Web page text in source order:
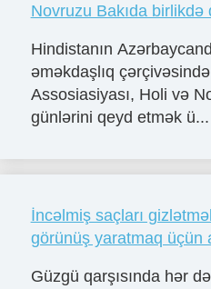
Novruzu Bakıda birlikdə
Hindistanın
əməkdaşlıq
Assosiasiyası, Holi və
günlərini qeyd etmək ü...
İncəlmiş saçları
görünüş yaratmaq üçün
Güzgü qarşısında hər